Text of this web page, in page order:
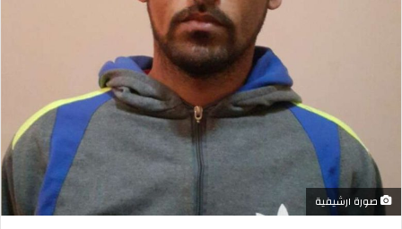
صورة ارشيفية